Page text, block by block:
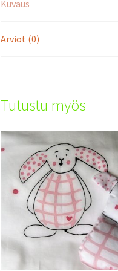
Kuvaus
Arviot (0)
Tutustu myös